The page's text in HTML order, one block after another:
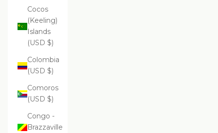
Cocos
(Keeling)
Islands
(USD $)
Colombia
(USD $)
Comoros
(USD $)
Congo -
Brazzaville